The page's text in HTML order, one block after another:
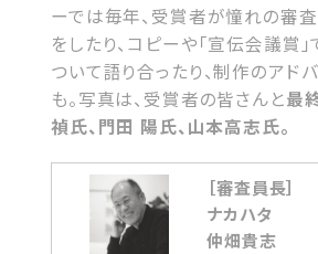
ーでは毎年、受賞者が憧れの審
をしたり、コピーや「宣伝会議賞
ついて語り合ったり、制作のアド
も。写真は、受賞者の皆さんと最
禎氏、門田 陽氏、山本高志氏。
［審査員長］
ナカハタ
仲畑貴志